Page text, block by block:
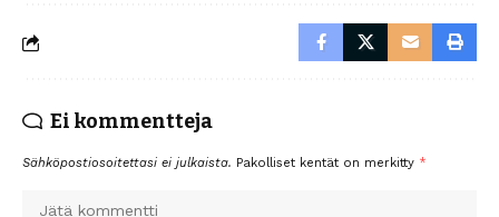
Ei kommentteja
Sähköpostiosoitettasi ei julkaista. Pakolliset kentät on merkitty *